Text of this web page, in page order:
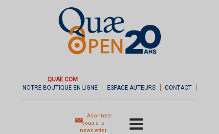
QUAE.COM
NOTRE BOUTIQUE EN LIGNE
ESPACE AUTEURS CONTACT
Abonnez-
vous à la
newsletter